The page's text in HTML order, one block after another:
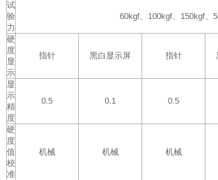
试
验
力
60kgf、100kgf、150kgf、
硬
度
显
示
指针 黑白显示屏 指针
显
示
精
度
0.5 0.1 0.5
硬
度
值
校
准
机械 机械 机械